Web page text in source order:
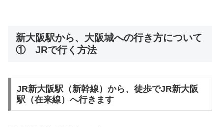
新大阪駅から、大阪城への行き方について
① JRで行く方法
JR新大阪駅（新幹線）から、徒歩でJR新大阪
駅（在来線）へ行きます